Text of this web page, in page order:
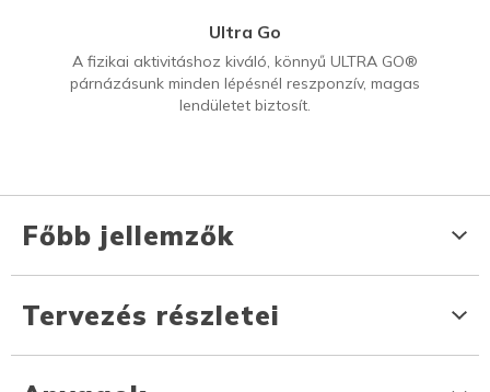
Ultra Go
A fizikai aktivitáshoz kiváló, könnyű ULTRA GO®
párnázásunk minden lépésnél reszponzív, magas
lendületet biztosít.
Főbb jellemzők
Tervezés részletei